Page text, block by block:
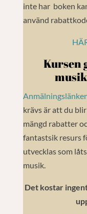
inte har boken
använd
Kursen
krävs är att du
mängd rabatter
fantastsik resurs
utvecklas som
musik.
Det kostar